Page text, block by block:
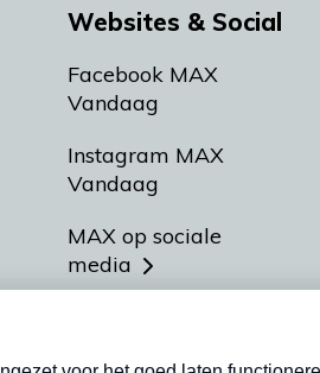
Websites & Social
Facebook MAX
Vandaag
Instagram MAX
Vandaag
MAX op sociale
media